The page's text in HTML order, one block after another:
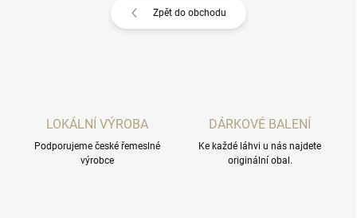
Zpět do obchodu
LOKÁLNÍ VÝROBA
Podporujeme české řemeslné
výrobce
DÁRKOVÉ BALENÍ
Ke každé láhvi u nás najdete
originální obal.